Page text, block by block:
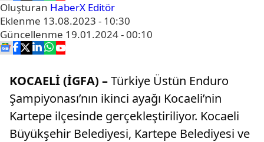
Oluşturan HaberX Editör
Eklenme 13.08.2023 - 10:30
Güncellenme 19.01.2024 - 00:10
KOCAELİ (İGFA) –Türkiye Üstün Enduro
Şampiyonası’nın ikinci ayağı Kocaeli’nin
Kartepe ilçesinde gerçekleştiriliyor. Kocaeli
Büyükşehir Belediyesi, Kartepe Belediyesi ve